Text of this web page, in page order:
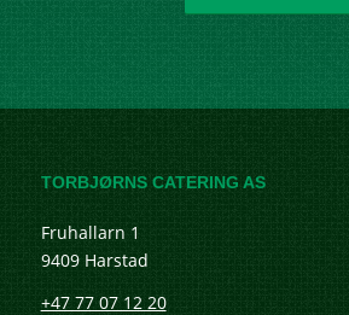
TORBJØRNS CATERING AS
Fruhallarn 1
9409 Harstad
+47 77 07 12 20